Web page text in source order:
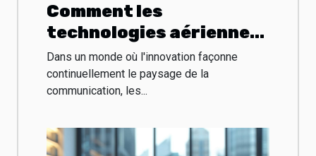
Comment les
technologies aériennes
révolutionnent la
publicité extérieure
Dans un monde où l'innovation façonne
continuellement le paysage de la
communication, les...